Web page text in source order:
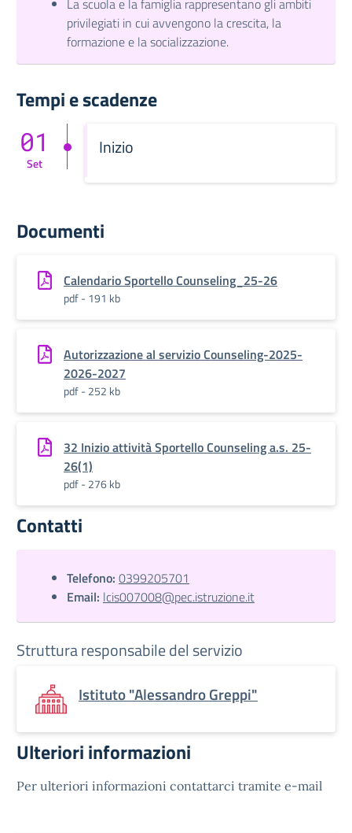
La scuola e la famiglia rappresentano gli ambiti
privilegiati in cui avvengono la crescita, la
formazione e la socializzazione.
Tempi e scadenze
Inizio
01
Set
Documenti
Calendario Sportello Counseling_25-26
pdf - 191 kb
Autorizzazione al servizio Counseling-2025-
2026-2027
pdf - 252 kb
32 Inizio attività Sportello Counseling a.s. 25-
26(1)
pdf - 276 kb
Contatti
Telefono: 0399205701
Email: lcis007008@pec.istruzione.it
Struttura responsabile del servizio
Istituto "Alessandro Greppi"
Ulteriori informazioni
Per ulteriori informazioni contattarci tramite e-mail